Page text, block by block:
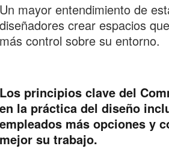
Un mayor entendimiento de
diseñadores crear espacios
más control sobre su entorno.
Los principios clave del
en la práctica del diseño
empleados más opciones y
mejor su trabajo.